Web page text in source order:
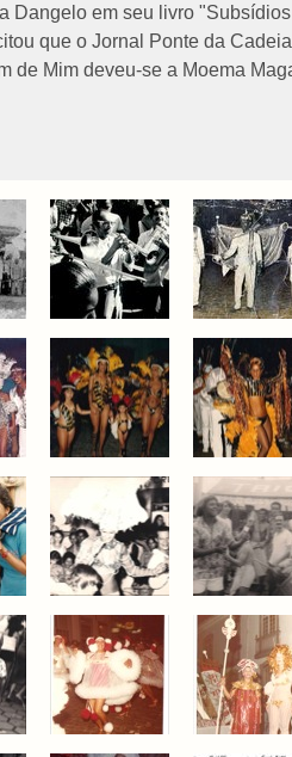
Dangelo em seu livro
que o Jornal Ponte da
de Mim deveu-se a Moema